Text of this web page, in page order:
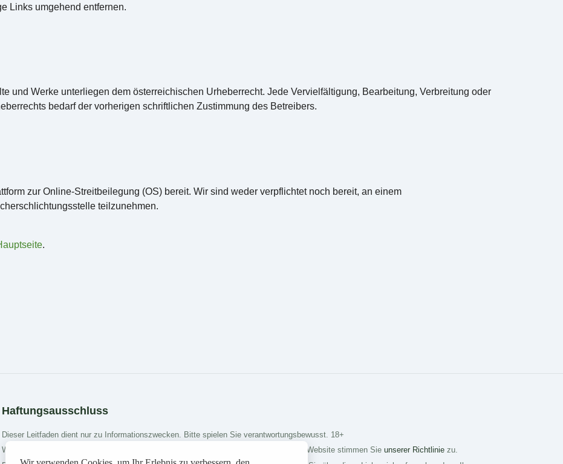
Links umgehend entfernen.
und Werke unterliegen dem österreichischen Urheberrecht. Jede Vervielfältigung, Bearbeitung, Verbreitung oder
bedarf der vorherigen schriftlichen Zustimmung des Betreibers.
zur Online-Streitbeilegung (OS) bereit. Wir sind weder verpflichtet noch bereit, an einem
teilzunehmen.
.
Haftungsausschluss
Dieser Leitfaden dient nur zu Informationszwecken. Bitte spielen Sie verantwortungsbewusst. 18+
Wir verwenden Cookies, um Ihr Erlebnis zu verbessern. Durch die weitere Nutzung der Website stimmen Sie unserer Richtlinie zu.